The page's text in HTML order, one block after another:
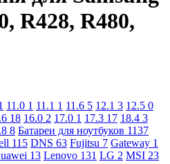
R428, R480,
11.0 1 11.1 1 11.6 5 12.1 3 12.5 0
18 16.0 2 17.0 1 17.3 17 18.4 3
8 Батареи для ноутбуков 1137
115 DNS 63 Fujitsu 7 Gateway 1
13 Lenovo 131 LG 2 MSI 23